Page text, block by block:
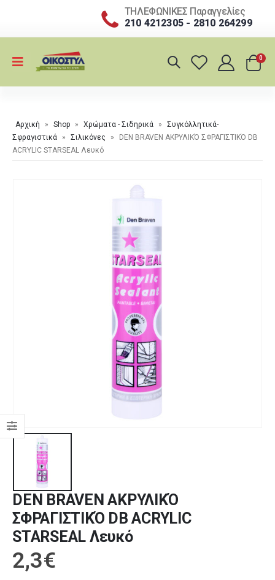
ΤΗΛΕΦΩΝΙΚΕΣ Παραγγελίες
210 4212305 - 2810 264299
0
Αρχική » Shop » Χρώματα - Σιδηρικά »
Συγκόλλητικά-
Σφραγιστικά
» Σιλικόνες »
DEN BRAVEN ΑΚΡΥΛΙΚΌ ΣΦΡΑΓΙΣΤΙΚΌ DB
ACRYLIC STARSEAL Λευκό
DEN BRAVEN ΑΚΡΥΛΙΚΌ
ΣΦΡΑΓΙΣΤΙΚΌ DB ACRYLIC
STARSEAL Λευκό
2,3€